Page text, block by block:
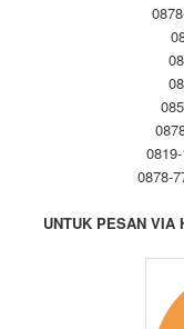
0878-
UNTUK PESAN VIA